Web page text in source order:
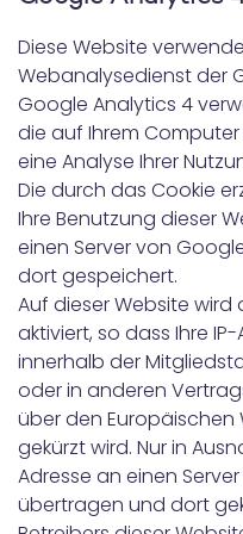
Diese Website
Webanalysedienst der
Google Analytics 4
die auf Ihrem
eine Analyse Ihrer
Die durch das Cookie
Ihre Benutzung dieser
einen Server von
dort gespeichert.
Auf dieser Website wird
aktiviert, so dass Ihre
innerhalb der
oder in anderen
über den
gekürzt wird. Nur in
Adresse an einen
übertragen und dort